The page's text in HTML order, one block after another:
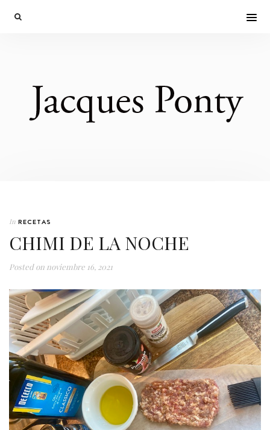
In RECETAS
CHIMI DE LA NOCHE
Posted on noviembre 16, 2021